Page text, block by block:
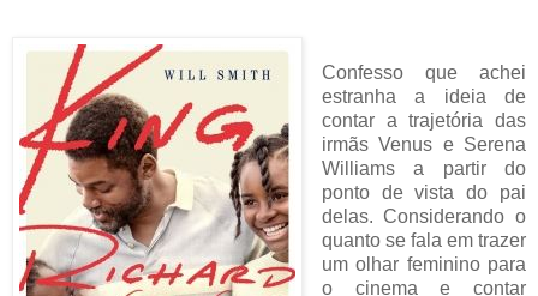
Confesso que achei
estranha a ideia de
contar a trajetória das
irmãs Venus e Serena
Williams a partir do
ponto de vista do pai
delas. Considerando o
quanto se fala em trazer
um olhar feminino para
o cinema e contar